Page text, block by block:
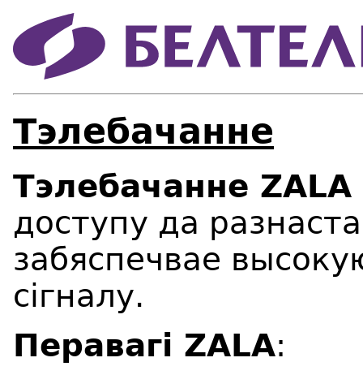
Тэлебачанне
Тэлебачанне ZALA
доступу да
забяспечвае
сігналу.
Перавагі ZALA: